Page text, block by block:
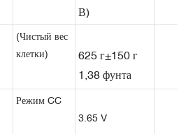
В)
(Чистый вес
клетки)
625 г±150 г
1,38 фунта
Режим CC
3.65 V